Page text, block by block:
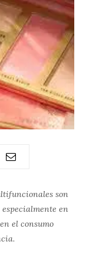
son
en
el consumo